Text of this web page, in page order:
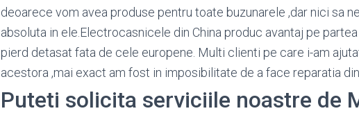
deoarece vom avea produse pentru toate buzunarele ,dar nici sa
absoluta in ele.Electrocasnicele din China produc avantaj pe
pierd detasat fata de cele europene. Multi clienti pe care i-am
acestora ,mai exact am fost in imposibilitate de a face reparatia
Puteti solicita serviciile noastre de